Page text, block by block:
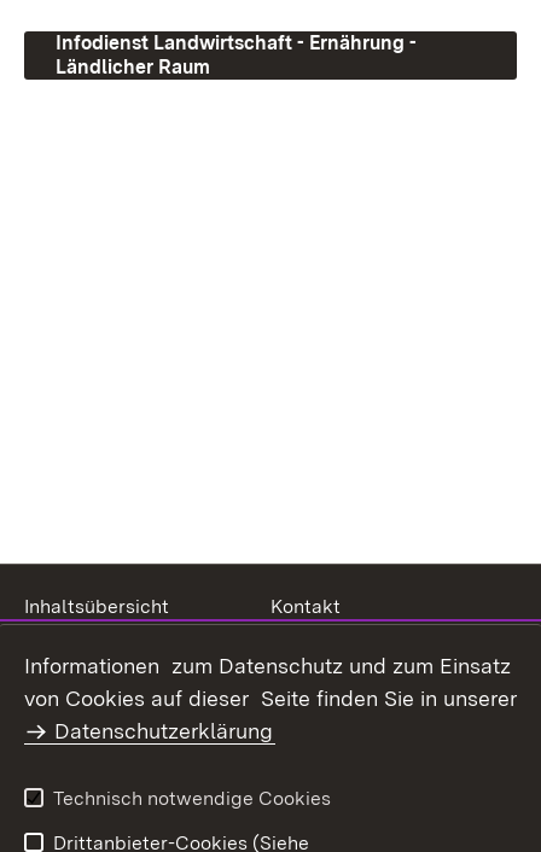
Infodienst Landwirtschaft - Ernährung -
Ländlicher Raum
Inhaltsübersicht
Kontakt
Barrierefreiheit
Benutzungshinweise
Impressum
Informationen zum Datenschutz und zum Einsatz
von Cookies auf dieser Seite finden Sie in unserer
Datenschutzerklärung
Technisch notwendige Cookies
Drittanbieter-Cookies (Siehe